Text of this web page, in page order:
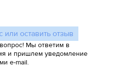
или оставить отзыв
Мы ответим в
и пришлем уведомление
e-mail.